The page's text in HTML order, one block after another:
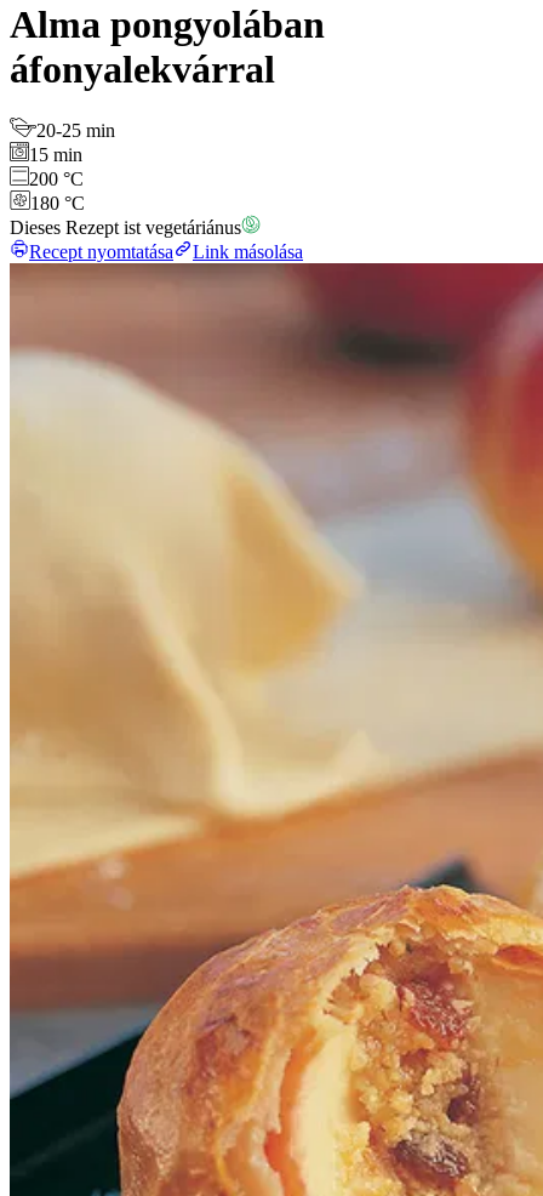
Alma pongyolában
áfonyalekvárral
20-25 min
15 min
200 °C
180 °C
Dieses Rezept ist vegetáriánus
Recept nyomtatása
Link másolása